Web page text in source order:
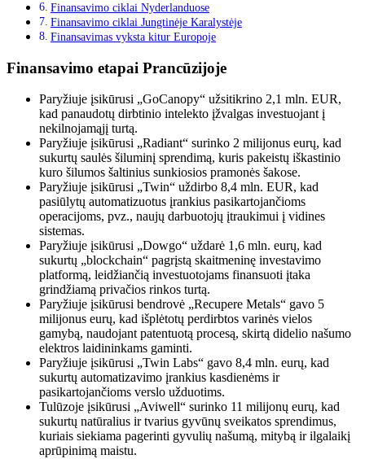
Finansavimo ciklai Nyderlanduose
Finansavimo ciklai Jungtinėje Karalystėje
Finansavimas vyksta kitur Europoje
Finansavimo etapai Prancūzijoje
Paryžiuje įsikūrusi „GoCanopy“ užsitikrino 2,1 mln. EUR,
kad panaudotų dirbtinio intelekto įžvalgas investuojant į
nekilnojamąjį turtą.
Paryžiuje įsikūrusi „Radiant“ surinko 2 milijonus eurų, kad
sukurtų saulės šiluminį sprendimą, kuris pakeistų iškastinio
kuro šilumos šaltinius sunkiosios pramonės šakose.
Paryžiuje įsikūrusi „Twin“ uždirbo 8,4 mln. EUR, kad
pasiūlytų automatizuotus įrankius pasikartojančioms
operacijoms, pvz., naujų darbuotojų įtraukimui į vidines
sistemas.
Paryžiuje įsikūrusi „Dowgo“ uždarė 1,6 mln. eurų, kad
sukurtų „blockchain“ pagrįstą skaitmeninę investavimo
platformą, leidžiančią investuotojams finansuoti įtaka
grindžiamą privačios rinkos turtą.
Paryžiuje įsikūrusi bendrovė „Recupere Metals“ gavo 5
milijonus eurų, kad išplėtotų perdirbtos varinės vielos
gamybą, naudojant patentuotą procesą, skirtą didelio našumo
elektros laidininkams gaminti.
Paryžiuje įsikūrusi „Twin Labs“ gavo 8,4 mln. eurų, kad
sukurtų automatizavimo įrankius kasdienėms ir
pasikartojančioms verslo užduotims.
Tulūzoje įsikūrusi „Aviwell“ surinko 11 milijonų eurų, kad
sukurtų natūralius ir tvarius gyvūnų sveikatos sprendimus,
kuriais siekiama pagerinti gyvulių našumą, mitybą ir ilgalaikį
aprūpinimą maistu.